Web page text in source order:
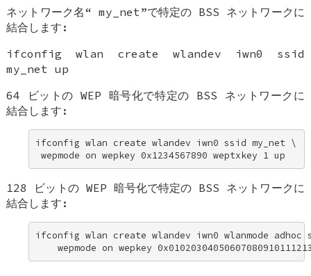
ネットワーク名“ my_net”で特定の BSS ネットワークに
結合します:
ifconfig wlan create wlandev iwn0 ssid
my_net up
64 ビットの WEP 暗号化で特定の BSS ネットワークに
結合します:
ifconfig wlan create wlandev iwn0 ssid my_net \
wepmode on wepkey 0x1234567890 weptxkey 1 up
128 ビットの WEP 暗号化で特定の BSS ネットワークに
結合します:
ifconfig wlan create wlandev iwn0 wlanmode
wepmode on wepkey